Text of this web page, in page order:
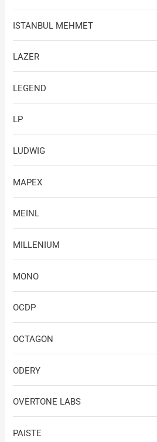
ISTANBUL MEHMET
LAZER
LEGEND
LP
LUDWIG
MAPEX
MEINL
MILLENIUM
MONO
OCDP
OCTAGON
ODERY
OVERTONE LABS
PAISTE